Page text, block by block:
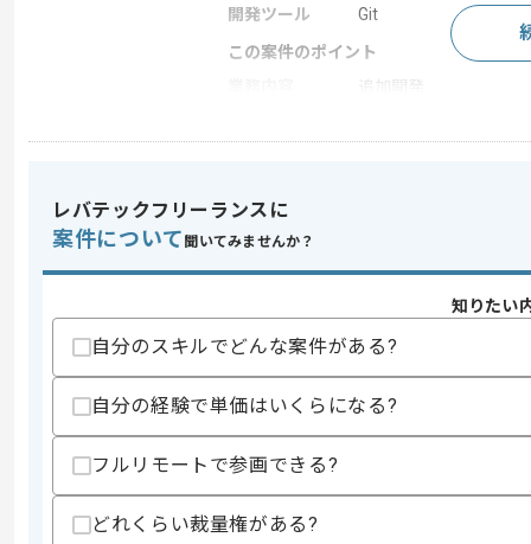
開発ツール
Git
この案件のポイント
追加開発
ム
・Pythonを用いたWebサイト開発実務
・詳細設計、実装、単体テスト、結合テ
歓迎スキル
・チーム開発経験
・Djangoを用いた開発経験
レバテックフリーランスに
案件について 聞いてみませんか？
知りたい
自分のスキルでどんな案件がある?
自分の経験で単価はいくらになる?
フルリモートで参画できる?
どれくらい裁量権がある?